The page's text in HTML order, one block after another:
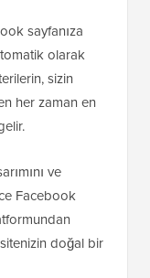
sayfanıza
olarak
sizin
her zaman en
ve
Facebook
doğal bir